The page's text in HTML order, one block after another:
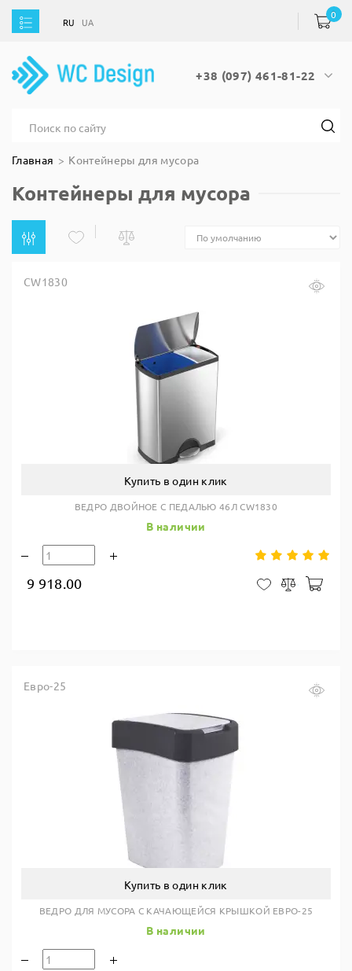
UA
+38 (097) 461-81-22
RU UA
0
Главная Контейнеры для мусора
Контейнеры для мусора
CW1830
Купить в один клик
ВЕДРО ДВОЙНОЕ С ПЕДАЛЬЮ 46Л CW1830
В наличии
9 918.00 В закладки
Сравнить
Евро-25
Купить в один клик
ВЕДРО ДЛЯ МУСОРА С КАЧАЮЩЕЙСЯ КРЫШКОЙ ЕВРО-25
В наличии